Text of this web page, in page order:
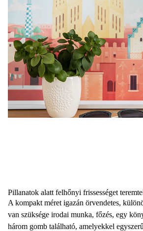
Pillanatok alatt felhőnyi frissességet
A kompakt méret igazán örvendetes,
van szüksége irodai munka, főzés, egy
három gomb található, amelyekkel